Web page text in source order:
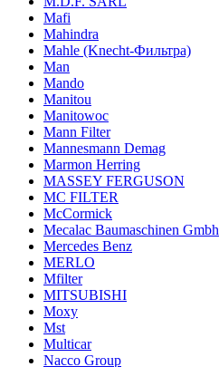
Mafi
Mahindra
Mahle (Knecht-Фильтра)
Man
Mando
Manitou
Manitowoc
Mann Filter
Mannesmann Demag
Marmon Herring
MASSEY FERGUSON
MC FILTER
McCormick
Mecalac Baumaschinen Gmbh
Mercedes Benz
MERLO
Mfilter
MITSUBISHI
Moxy
Mst
Multicar
Nacco Group